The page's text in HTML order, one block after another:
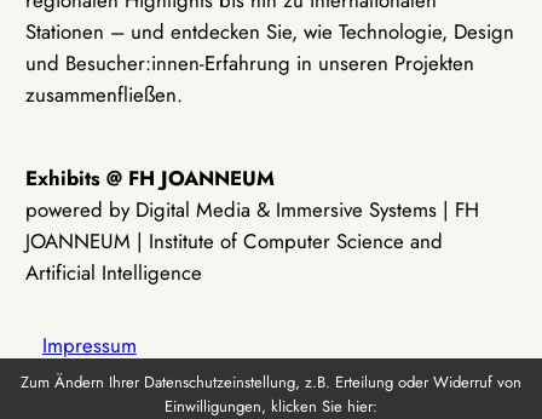
Stationen – und entdecken Sie, wie Technologie, Design
und Besucher:innen-Erfahrung in unseren Projekten
zusammenfließen.
Exhibits @ FH JOANNEUM
powered by Digital Media & Immersive Systems | FH
JOANNEUM | Institute of Computer Science and
Artificial Intelligence
Impressum
Zum Ändern Ihrer Datenschutzeinstellung, z.B. Erteilung oder Widerruf von
Einwilligungen, klicken Sie hier: